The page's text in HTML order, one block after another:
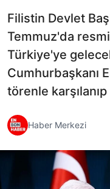
Filistin Devlet
Temmuz'da
Türkiye'ye
Cumhurbaşkanı
törenle
Haber Merkezi